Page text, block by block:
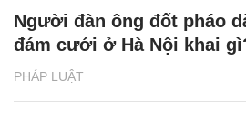
PHÁP LUẬT
Người đàn ông đốt pháo
đám cưới ở Hà Nội khai